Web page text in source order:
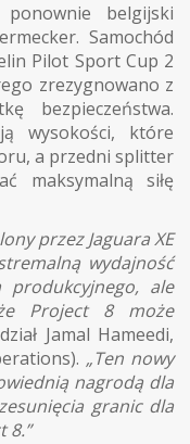
belgijski
Samochód
Pilot Sport Cup 2
zrezygnowano z
bezpieczeństwa.
wysokości, które
a przedni splitter
maksymalną siłę
przez Jaguara XE
wydajność
produkcyjnego, ale
Project 8 może
Jamal Hameedi,
„Ten nowy
nagrodą dla
granic dla
8.”